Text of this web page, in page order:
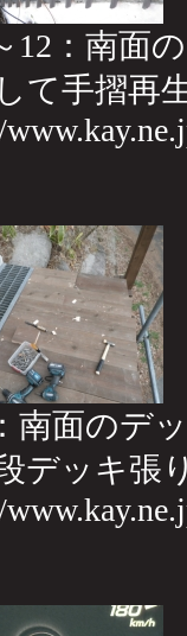
12：南面
て手摺再
南面のデ
デッキ張